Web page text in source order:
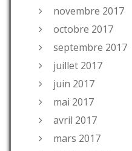
novembre 2017
octobre 2017
septembre 2017
juillet 2017
juin 2017
mai 2017
avril 2017
mars 2017